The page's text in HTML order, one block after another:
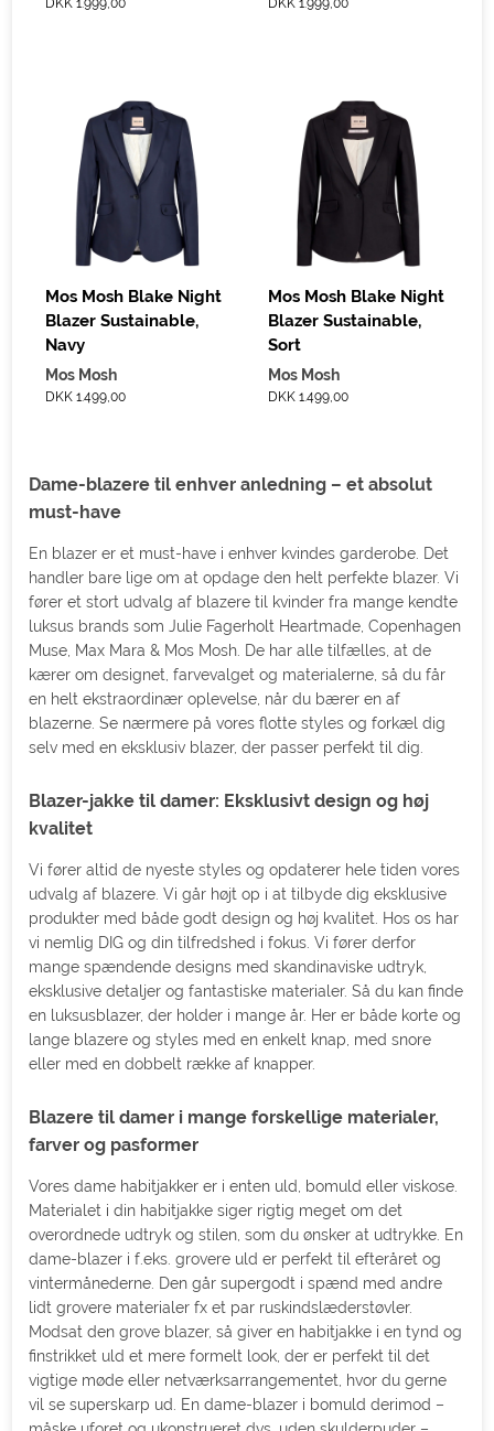
Mos Mosh Blake Night
Blazer Sustainable,
Navy
Mos Mosh
DKK 1.499,00
Mos Mosh Blake Night
Blazer Sustainable,
Sort
Mos Mosh
DKK 1.499,00
Dame-blazere til enhver anledning – et absolut
must-have
En blazer er et must-have i enhver kvindes garderobe. Det
handler bare lige om at opdage den helt perfekte blazer. Vi
fører et stort udvalg af blazere til kvinder fra mange kendte
luksus brands som Julie Fagerholt Heartmade, Copenhagen
Muse, Max Mara & Mos Mosh. De har alle tilfælles, at de
kærer om designet, farvevalget og materialerne, så du får
en helt ekstraordinær oplevelse, når du bærer en af
blazerne. Se nærmere på vores flotte styles og forkæl dig
selv med en eksklusiv blazer, der passer perfekt til dig.
Blazer-jakke til damer: Eksklusivt design og høj
kvalitet
Vi fører altid de nyeste styles og opdaterer hele tiden vores
udvalg af blazere. Vi går højt op i at tilbyde dig eksklusive
produkter med både godt design og høj kvalitet. Hos os har
vi nemlig DIG og din tilfredshed i fokus. Vi fører derfor
mange spændende designs med skandinaviske udtryk,
eksklusive detaljer og fantastiske materialer. Så du kan finde
en luksusblazer, der holder i mange år. Her er både korte og
lange blazere og styles med en enkelt knap, med snore
eller med en dobbelt række af knapper.
Blazere til damer i mange forskellige materialer,
farver og pasformer
Vores dame habitjakker er i enten uld, bomuld eller viskose.
Materialet i din habitjakke siger rigtig meget om det
overordnede udtryk og stilen, som du ønsker at udtrykke. En
dame-blazer i f.eks. grovere uld er perfekt til efteråret og
vintermånederne. Den går supergodt i spænd med andre
lidt grovere materialer fx et par ruskindslæderstøvler.
Modsat den grove blazer, så giver en habitjakke i en tynd og
finstrikket uld et mere formelt look, der er perfekt til det
vigtige møde eller netværksarrangementet, hvor du gerne
vil se superskarp ud. En dame-blazer i bomuld derimod –